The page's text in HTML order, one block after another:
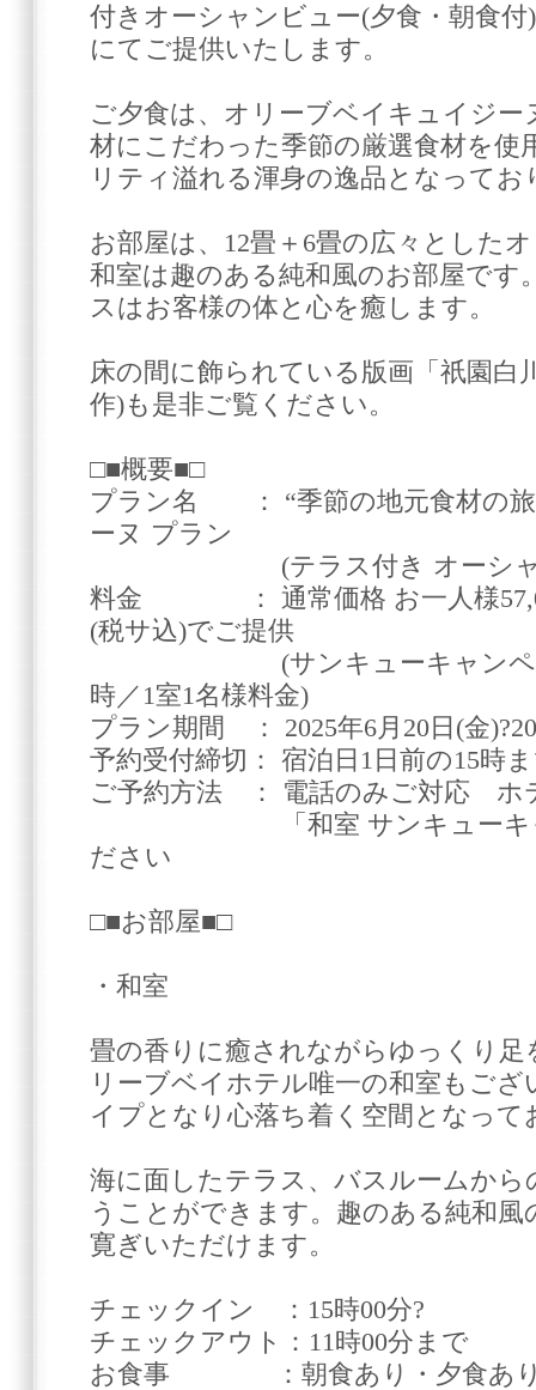
付きオーシャンビュー(夕食・朝食付
にてご提供いたします。
ご夕食は、オリーブベイキュイジ
材にこだわった季節の厳選食材を使
リティ溢れる渾身の逸品となってお
お部屋は、12畳＋6畳の広々とした
和室は趣のある純和風のお部屋です
スはお客様の体と心を癒します。
床の間に飾られている版画「祇園白
作)も是非ご覧ください。
□■概要■□
プラン名 ： “季節の地元食材の旅
ーヌ プラン
(テラス付き オーシャン
料金 ： 通常価格 お一人様
(税サ込)でご提供
(サンキューキャンペーン
時／1室1名様料金)
プラン期間 ： 2025年6月20日(金
予約受付締切： 宿泊日1日前の15時
ご予約方法 ： 電話のみご対応 ホ
「和室 サンキューキャン
ださい
□■お部屋■□
・和室
畳の香りに癒されながらゆっくり
リーブベイホテル唯一の和室もご
イプとなり心落ち着く空間となって
海に面したテラス、バスルームから
うことができます。趣のある純和
寛ぎいただけます。
チェックイン ：15時00分?
チェックアウト：11時00分まで
お食事 ：朝食あり・夕食あ